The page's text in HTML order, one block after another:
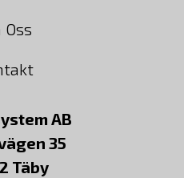
Oss
AB
35
Täby